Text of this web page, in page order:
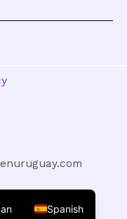
Spanish